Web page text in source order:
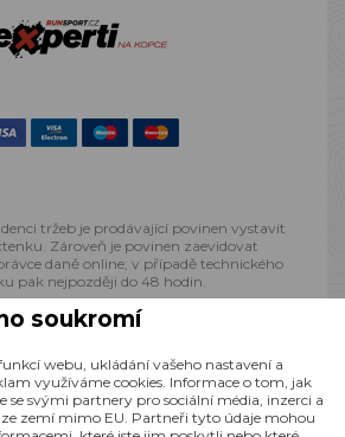
tržeb je prodávající povinen vystavit
Zároveň je povinen zaevidovat
daně online; v případě technického
pak nejpozději do 48 hodin.
CZECHGROUP.cz
soukromí
webu, ukládání vašeho nastavení a
využíváme cookies. Informace o tom, jak
se svými partnery pro sociální média, inzerci a
zemí mimo EU. Partneři tyto údaje mohou